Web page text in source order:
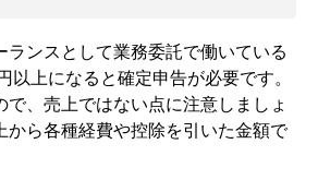
ランスとして業務委託で働いている
以上になると確定申告が必要です。
で、売上ではない点に注意しましょ
から各種経費や控除を引いた金額で